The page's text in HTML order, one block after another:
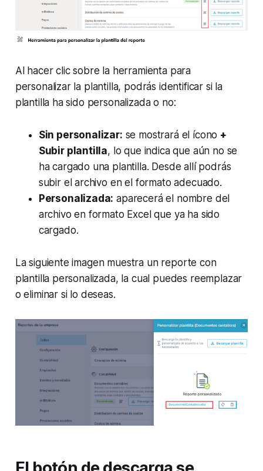
Al hacer clic sobre la herramienta para
personalizar la plantilla, podrás identificar si la
plantilla ha sido personalizada o no:
Sin personalizar: se mostrará el ícono +
Subir plantilla, lo que indica que aún no se
ha cargado una plantilla. Desde allí podrás
subir el archivo en el formato adecuado.
Personalizada: aparecerá el nombre del
archivo en formato Excel que ya ha sido
cargado.
La siguiente imagen muestra un reporte con
plantilla personalizada, la cual puedes reemplazar
o eliminar si lo deseas.